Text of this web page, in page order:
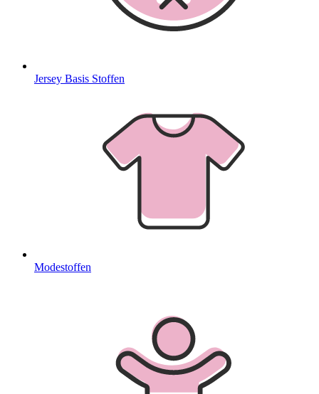
Jersey Basis Stoffen
Modestoffen